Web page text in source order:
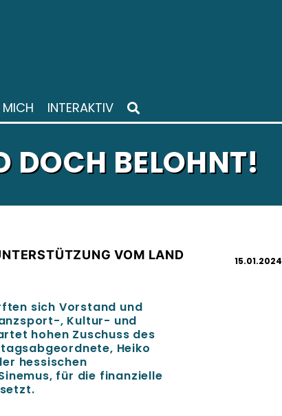
MICH INTERAKTIV
DOCH BELOHNT!
VOM LAND
sich Vorstand und
, Kultur- und
hohen Zuschuss des
Heiko
hessischen
für die finanzielle
15.01.2024